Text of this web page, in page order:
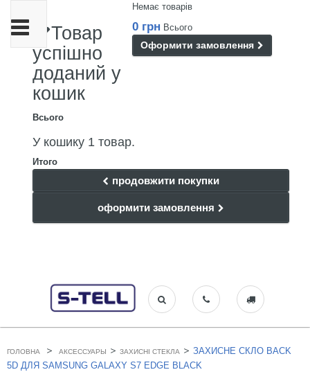
Немає товарів
0 грн Всього
Оформити замовлення
Товар
успішно
доданий у
кошик
Всього
У кошику 1 товар.
Итого
продовжити покупки
оформити замовлення
Toggle
navigation
ГОЛОВНА > АКСЕССУАРЫ > ЗАХИСНІ СТЕКЛА > ЗАХИСНЕ СКЛО BACK
5D ДЛЯ SAMSUNG GALAXY S7 EDGE BLACK